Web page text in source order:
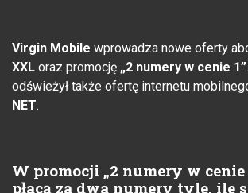
Virgin Mobile wprowadza nowe oferty
XXL oraz promocję „2 numery w cenie 1”
odświeżył także ofertę internetu
NET.
W promocji „2 numery w
płacą za dwa numery tyle, ile